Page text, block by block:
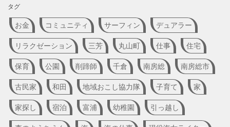
タグ
お金 コミュニティ サーフィン デュアラー
リラクゼーション 三芳 丸山町 仕事 住宅
保育 公園 削蹄師 千倉 南房総 南房総市
古民家 和田 地域おこし協力隊 子育て 家
家探し 宿泊 富浦 幼稚園 引っ越し